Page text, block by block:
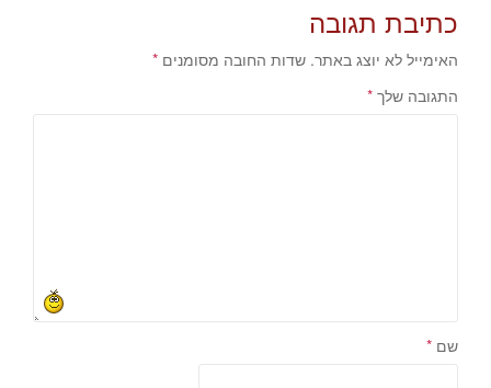
כתיבת תגובה
האימייל לא יוצג באתר. שדות החובה מסומנים *
התגובה שלך *
שם *